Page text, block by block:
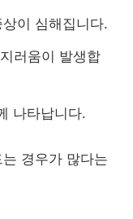
이 심해집니다.
러움이 발생합
나타납니다.
경우가 많다는